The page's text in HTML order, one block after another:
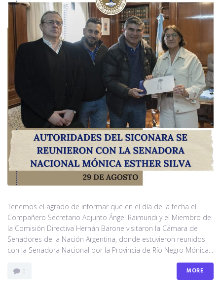
Tenemos el agrado de informar que en el día de la fecha el
Compañero Secretario Adjunto Ángel Raimundi y el Miembro de
la Comisión Directiva Hernán Barone visitaron la Cámara de
Senadores de la Nación Argentina, donde estuvieron reunidos
con la Senadora Nacional por la Provincia de Río Negro Mónica...
0 MORE